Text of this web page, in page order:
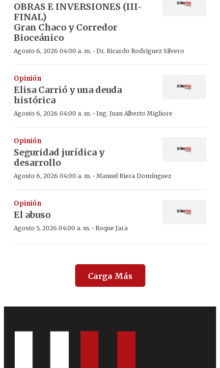
OBRAS E INVERSIONES (III-
FINAL)
Gran Chaco y Corredor
Bioceánico
Agosto 6, 2026 04:00 a. m. · Dr. Ricardo Rodriguez Silvero
Opinión
Elisa Carrió y una deuda
histórica
Agosto 6, 2026 04:00 a. m. · Ing. Juan Alberto Migliore
Opinión
Seguridad jurídica y
desarrollo
Agosto 6, 2026 04:00 a. m. · Manuel Riera Domínguez
Opinión
El abuso
Agosto 5, 2026 04:00 a. m. · Roque Jara
Carga Más